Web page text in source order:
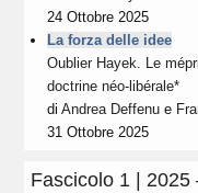
24 Ottobre 2025
La forza delle idee
Oublier Hayek. Le
doctrine néo-libérale*
diAndrea Deffenu e
31 Ottobre 2025
Fascicolo 1 | 2025